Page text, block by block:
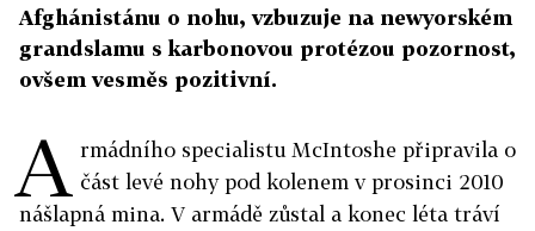
Afghánistánu o nohu, vzbuzuje na newyorském
grandslamu s karbonovou protézou pozornost,
ovšem vesměs pozitivní.
A rmádního specialistu McIntoshe připravila o
část levé nohy pod kolenem v prosinci 2010
nášlapná mina. V armádě zůstal a konec léta tráví